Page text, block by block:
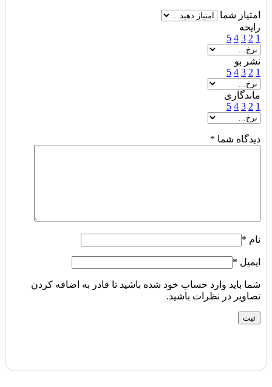
امتیاز شما
رایحه
1
2
3
4
5
نشر بو
1
2
3
4
5
ماندگاری
1
2
3
4
5
دیدگاه شما *
نام *
ایمیل *
شما باید وارد حساب خود شده باشید تا قادر به اضافه کردن
تصاویر در نظرات باشید.